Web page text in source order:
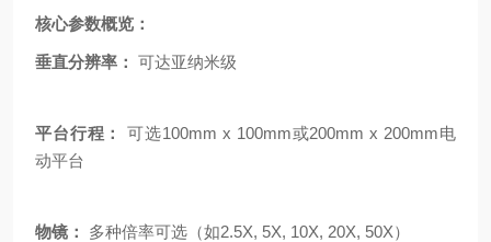
核心参数概览：
垂直分辨率： 可达亚纳米级
平台行程：
可选100mm x 100mm或200mm x 200mm电
动平台
物镜： 多种倍率可选（如2.5X, 5X, 10X, 20X, 50X）